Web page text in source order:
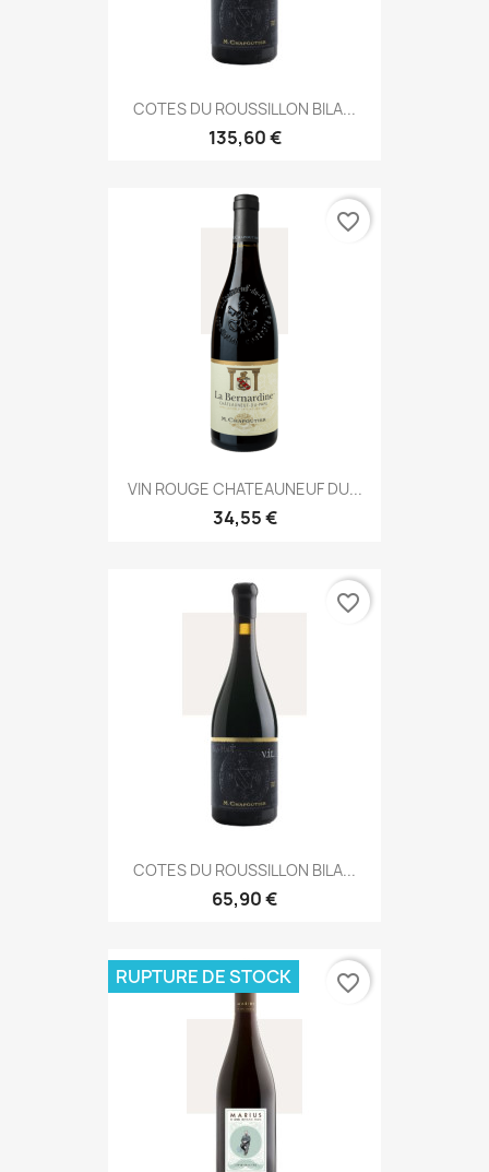
COTES DU ROUSSILLON BILA...
135,60 €
VIN ROUGE CHATEAUNEUF DU...
34,55 €
favorite_border
COTES DU ROUSSILLON BILA...
65,90 €
favorite_border
RUPTURE DE STOCK favorite_border